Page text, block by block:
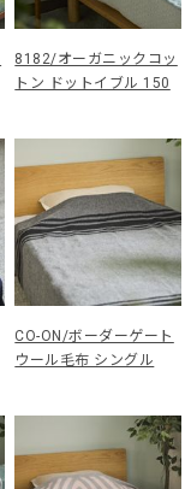
8182/オーガニックコッ
トン ドットイブル 150
CO-ON/ボーダーゲート
ウール毛布 シングル